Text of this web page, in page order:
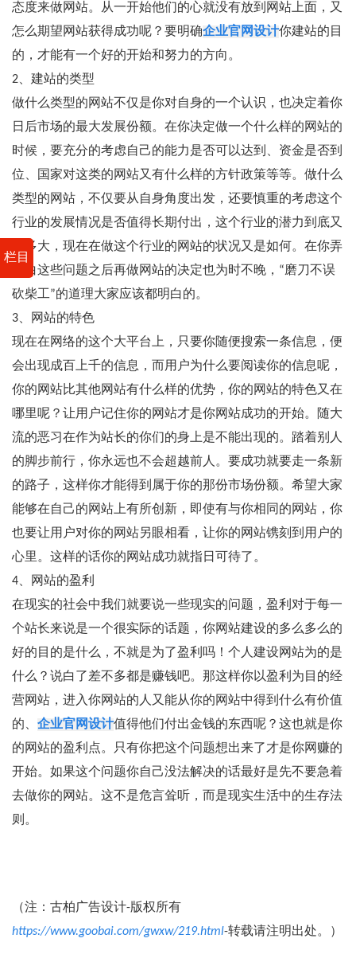
栏目
态度来做网站。从一开始他们的心就没有放到网站上面，又
怎么期望网站获得成功呢？要明确企业官网设计你建站的目
的，才能有一个好的开始和努力的方向。
2、建站的类型
做什么类型的网站不仅是你对自身的一个认识，也决定着你
日后市场的最大发展份额。在你决定做一个什么样的网站的
时候，要充分的考虑自己的能力是否可以达到、资金是否到
位、国家对这类的网站又有什么样的方针政策等等。做什么
类型的网站，不仅要从自身角度出发，还要慎重的考虑这个
行业的发展情况是否值得长期付出，这个行业的潜力到底又
有多大，现在在做这个行业的网站的状况又是如何。在你弄
明白这些问题之后再做网站的决定也为时不晚，“磨刀不误
砍柴工”的道理大家应该都明白的。
3、网站的特色
现在在网络的这个大平台上，只要你随便搜索一条信息，便
会出现成百上千的信息，而用户为什么要阅读你的信息呢，
你的网站比其他网站有什么样的优势，你的网站的特色又在
哪里呢？让用户记住你的网站才是你网站成功的开始。随大
流的恶习在作为站长的你们的身上是不能出现的。踏着别人
的脚步前行，你永远也不会超越前人。要成功就要走一条新
的路子，这样你才能得到属于你的那份市场份额。希望大家
能够在自己的网站上有所创新，即使有与你相同的网站，你
也要让用户对你的网站另眼相看，让你的网站镌刻到用户的
心里。这样的话你的网站成功就指日可待了。
4、网站的盈利
在现实的社会中我们就要说一些现实的问题，盈利对于每一
个站长来说是一个很实际的话题，你网站建设的多么多么的
好的目的是什么，不就是为了盈利吗！个人建设网站为的是
什么？说白了差不多都是赚钱吧。那这样你以盈利为目的经
营网站，进入你网站的人又能从你的网站中得到什么有价值
的、 企业官网设计值得他们付出金钱的东西呢？这也就是你
的网站的盈利点。只有你把这个问题想出来了才是你网赚的
开始。如果这个问题你自己没法解决的话最好是先不要急着
去做你的网站。这不是危言耸听，而是现实生活中的生存法
则。
（注：古柏广告设计-版权所有
https://www.goobai.com/gwxw/219.html-转载请注明出处。）